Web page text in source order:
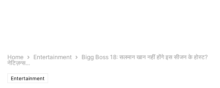
Home Entertainment
Bigg Boss 18: सलमान खान नहीं होंगे इस सीजन के होस्ट?
नेटिज़न्स...
Entertainment